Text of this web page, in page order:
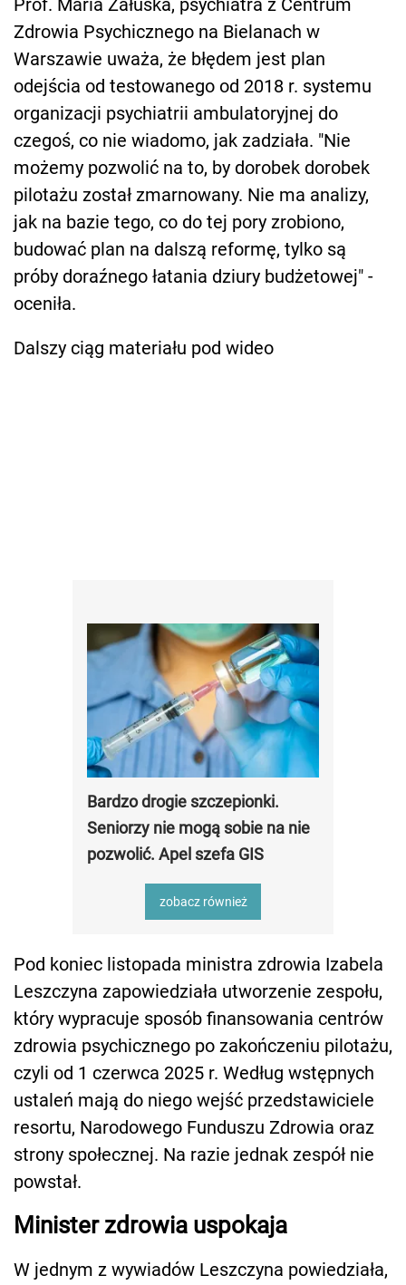
Prof. Maria Załuska, psychiatra z Centrum
Zdrowia Psychicznego na Bielanach w
Warszawie uważa, że błędem jest plan
odejścia od testowanego od 2018 r. systemu
organizacji psychiatrii ambulatoryjnej do
czegoś, co nie wiadomo, jak zadziała. "Nie
możemy pozwolić na to, by dorobek dorobek
pilotażu został zmarnowany. Nie ma analizy,
jak na bazie tego, co do tej pory zrobiono,
budować plan na dalszą reformę, tylko są
próby doraźnego łatania dziury budżetowej" -
oceniła.
Dalszy ciąg materiału pod wideo
Bardzo drogie szczepionki.
Seniorzy nie mogą sobie na nie
pozwolić. Apel szefa GIS
zobacz również
Pod koniec listopada ministra zdrowia Izabela
Leszczyna zapowiedziała utworzenie zespołu,
który wypracuje sposób finansowania centrów
zdrowia psychicznego po zakończeniu pilotażu,
czyli od 1 czerwca 2025 r. Według wstępnych
ustaleń mają do niego wejść przedstawiciele
resortu, Narodowego Funduszu Zdrowia oraz
strony społecznej. Na razie jednak zespół nie
powstał.
Minister zdrowia uspokaja
W jednym z wywiadów Leszczyna powiedziała,